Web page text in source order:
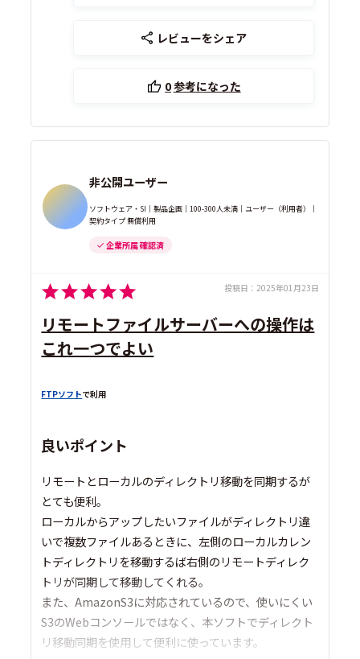
レビューをシェア
0参考になった
非公開ユーザー
ソフトウェア・SI｜製品企画｜100-300人未満｜ユーザー（利用者）｜
契約タイプ 無償利用
企業所属 確認済
投稿日： 2025年01月23日
リモートファイルサーバーへの操作は
これ一つでよい
FTPソフトで利用
良いポイント
リモートとローカルのディレクトリ移動を同期するが
とても便利。
ローカルからアップしたいファイルがディレクトリ違
いで複数ファイルあるときに、左側のローカルカレン
トディレクトリを移動するば右側のリモートディレク
トリが同期して移動してくれる。
また、AmazonS3に対応されているので、使いにくい
S3のWebコンソールではなく、本ソフトでディレクト
リ移動同期を使用して便利に使っています。